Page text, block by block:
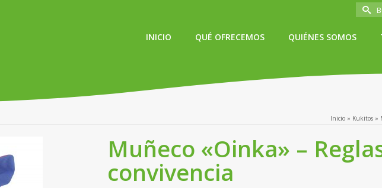
por:
INICIO
QUÉ OFRECEMOS QUIÉNES SOMOS
Inicio » Kukitos »
Muñeco «Oinka» –
convivencia